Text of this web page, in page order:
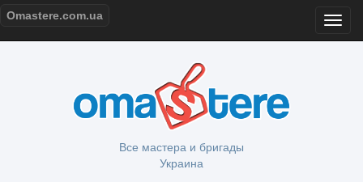
Omastere.com.ua
Все мастера и бригады
Украина